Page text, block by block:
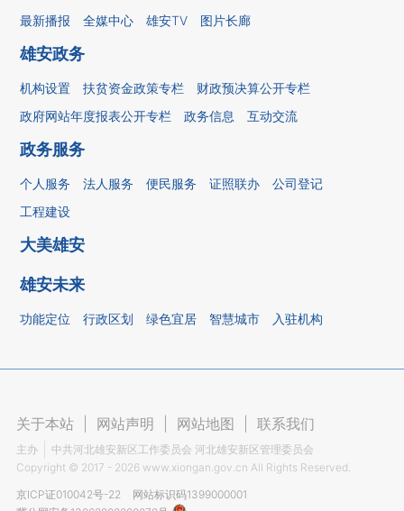
最新播报 全媒中心 雄安TV 图片长廊
雄安政务
机构设置 扶贫资金政策专栏
财政预决算公开专栏
政府网站年度报表公开专栏
政务信息 互动交流
政务服务
个人服务 法人服务 便民服务 证照联办
公司登记
工程建设
大美雄安
雄安未来
功能定位 行政区划 绿色宜居 智慧城市 入驻机构
关于本站 网站声明 网站地图 联系我们
主办
中共河北雄安新区工作委员会 河北雄安新区管理委员会
Copyright © 2017 - 2026 www.xiongan.gov.cn All Rights Reserved.
京ICP证010042号-22
网站标识码1399000001